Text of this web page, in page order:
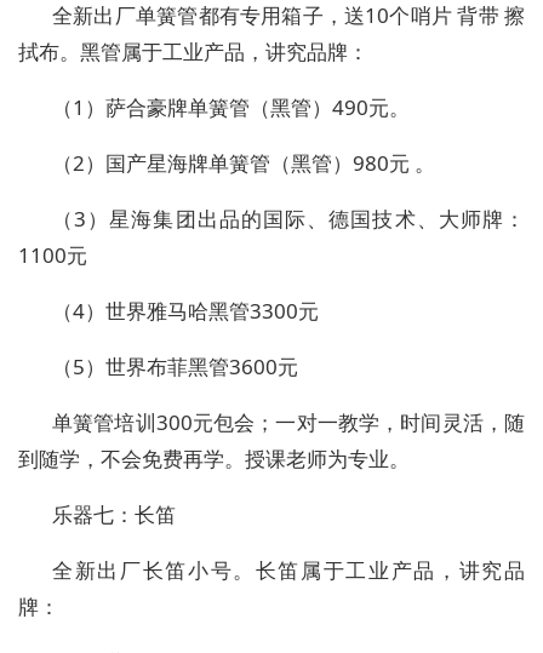
全新出厂单簧管都有专用箱子，送10个哨片 背带 擦
拭布。黑管属于工业产品，讲究品牌：
（1）萨合豪牌单簧管（黑管）490元。
（2）国产星海牌单簧管（黑管）980元 。
（3）星海集团出品的国际、德国技术、大师牌：
1100元
（4）世界雅马哈黑管3300元
（5）世界布菲黑管3600元
单簧管培训300元包会；一对一教学，时间灵活，随
到随学，不会免费再学。授课老师为专业。
乐器七：长笛
全新出厂长笛小号。长笛属于工业产品，讲究品
牌：